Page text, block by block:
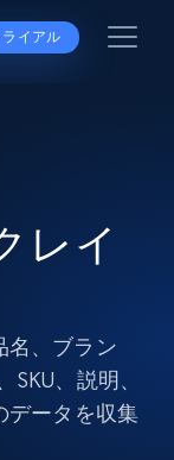
イアル
レイ
名、ブラン
、説明、
データを収集